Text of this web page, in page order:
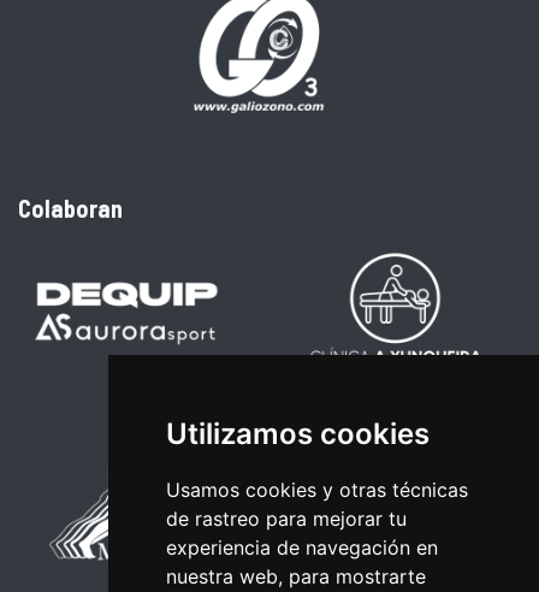
Utilizamos cookies
Usamos cookies y otras técnicas
de rastreo para mejorar tu
experiencia de navegación en
nuestra web, para mostrarte
Colaboran